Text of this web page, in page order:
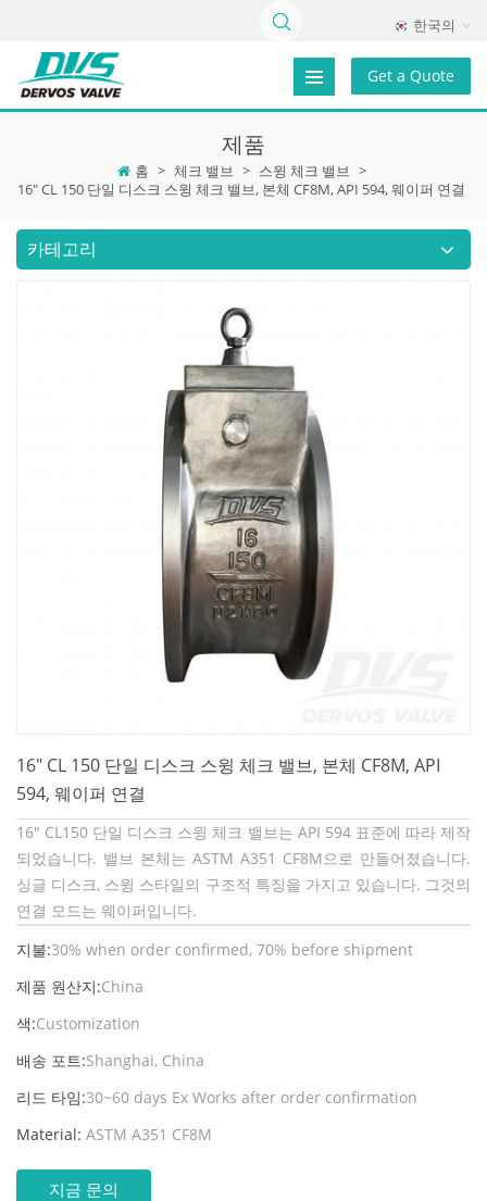
한국의
Get a Quote
제품
홈 > 체크 밸브 > 스윙 체크 밸브 >
16" CL 150 단일 디스크 스윙 체크 밸브, 본체 CF8M, API 594, 웨이퍼 연결
카테고리
16" CL 150 단일 디스크 스윙 체크 밸브, 본체 CF8M, API
594, 웨이퍼 연결
16" CL150 단일 디스크 스윙 체크 밸브는 API 594 표준에 따라 제작
되었습니다. 밸브 본체는 ASTM A351 CF8M으로 만들어졌습니다.
싱글 디스크, 스윙 스타일의 구조적 특징을 가지고 있습니다. 그것의
연결 모드는 웨이퍼입니다.
지불:30% when order confirmed, 70% before shipment
제품 원산지:China
색:Customization
배송 포트:Shanghai, China
리드 타임:30~60 days Ex Works after order confirmation
Material: ASTM A351 CF8M
지금 문의